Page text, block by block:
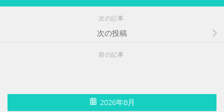
次の記事
次の投稿
前の記事
2026年8月